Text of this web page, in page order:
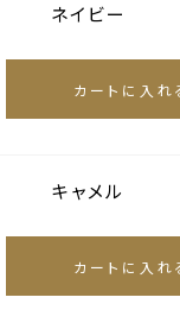
ネイビー
カートに入れ
キャメル
カートに入れ